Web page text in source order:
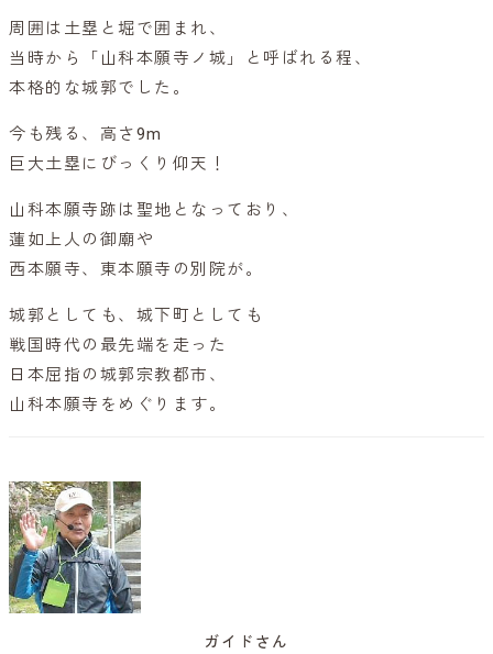
周囲は土塁と堀で囲まれ、
当時から「山科本願寺ノ城」と呼ばれる程、
本格的な城郭でした。
今も残る、高さ9m
巨大土塁にびっくり仰天！
山科本願寺跡は聖地となっており、
蓮如上人の御廟や
西本願寺、東本願寺の別院が。
城郭としても、城下町としても
戦国時代の最先端を走った
日本屈指の城郭宗教都市、
山科本願寺をめぐります。
ガイドさん